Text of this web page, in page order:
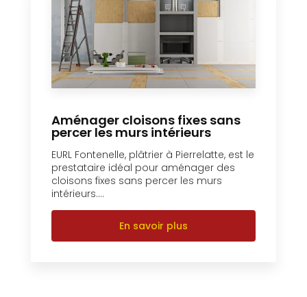
Aménager cloisons fixes sans
percer les murs intérieurs
EURL Fontenelle, plâtrier à Pierrelatte, est le
prestataire idéal pour aménager des
cloisons fixes sans percer les murs
intérieurs....
En savoir plus